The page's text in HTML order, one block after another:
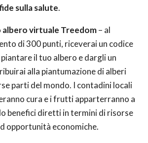
sulla salute.
albero virtuale Treedom– al
di 300 punti, riceverai un codice
il tuo albero e dargli un
alla piantumazione di alberi
parti del mondo. I contadini locali
cura e i frutti apparterranno a
benefici diretti in termini di risorse
opportunità economiche.